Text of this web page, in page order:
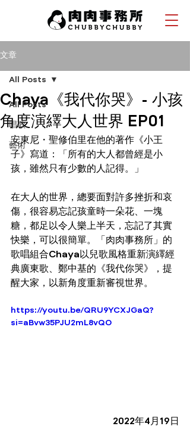
文章
All Posts
唱歌
藝術
All Posts
Chaya《我代你哭》- 小孩
角度演繹大人世界 EP01
安東尼・聖修伯里在他的著作《小王
子》寫道：「所有的大人都曾經是小
孩，雖然只有少數的人記得。」
在大人的世界，總要面對許多挫折和哀
傷，很容易忘記孩童時一朵花、一塊
糖，都足以令人樂上半天，忘記了其實
快樂，可以很簡單。「肉肉事務所」的
歌唱組合Chaya以兒歌風格重新演繹經
典廣東歌、鄭中基的《我代你哭》，提
醒大家，以新角度重新審視世界。
https://youtu.be/QRU9YCXJGaQ?
si=aBvw35PJU2mL8vQO
2022年4月19日